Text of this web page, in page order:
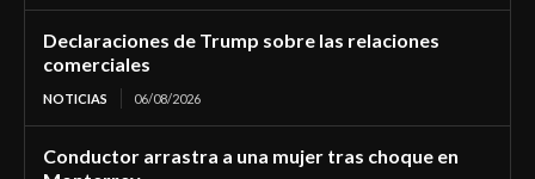
Declaraciones de Trump sobre las relaciones
comerciales
NOTICIAS 06/08/2026
Conductor arrastra a una mujer tras choque en